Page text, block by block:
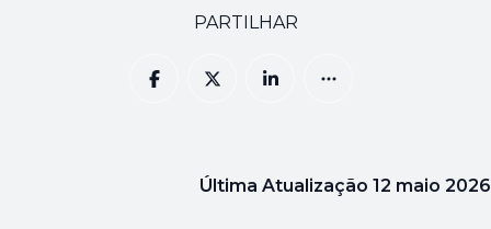
PARTILHAR
Última Atualização 12 maio 2026